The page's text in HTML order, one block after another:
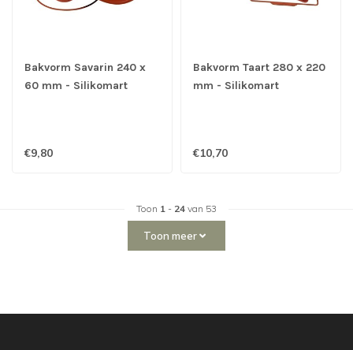
Bakvorm Savarin 240 x
60 mm - Silikomart
€9,80
Bakvorm Taart 280 x 220
mm - Silikomart
€10,70
Toon 1 - 24 van 53
Toon meer